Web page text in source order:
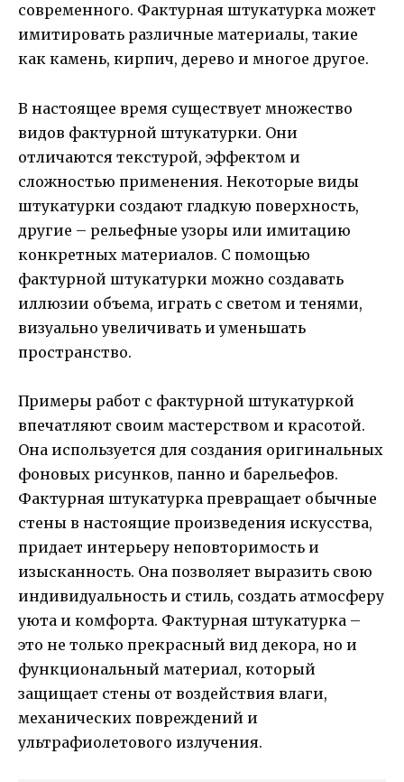
современного. Фактурная штукатурка может
имитировать различные материалы, такие
как камень, кирпич, дерево и многое другое.
В настоящее время существует множество
видов фактурной штукатурки. Они
отличаются текстурой, эффектом и
сложностью применения. Некоторые виды
штукатурки создают гладкую поверхность,
другие – рельефные узоры или имитацию
конкретных материалов. С помощью
фактурной штукатурки можно создавать
иллюзии объема, играть с светом и тенями,
визуально увеличивать и уменьшать
пространство.
Примеры работ с фактурной штукатуркой
впечатляют своим мастерством и красотой.
Она используется для создания оригинальных
фоновых рисунков, панно и барельефов.
Фактурная штукатурка превращает обычные
стены в настоящие произведения искусства,
придает интерьеру неповторимость и
изысканность. Она позволяет выразить свою
индивидуальность и стиль, создать атмосферу
уюта и комфорта. Фактурная штукатурка –
это не только прекрасный вид декора, но и
функциональный материал, который
защищает стены от воздействия влаги,
механических повреждений и
ультрафиолетового излучения.